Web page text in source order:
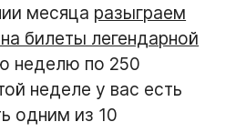
месяца разыграем
билеты легендарной
неделю по 250
неделе у вас есть
одним из 10